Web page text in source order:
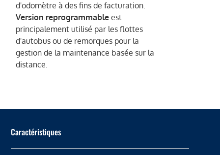
d'odomètre à des fins de facturation.
Version reprogrammable est
principalement utilisé par les flottes
d'autobus ou de remorques pour la
gestion de la maintenance basée sur la
distance.
Caractéristiques